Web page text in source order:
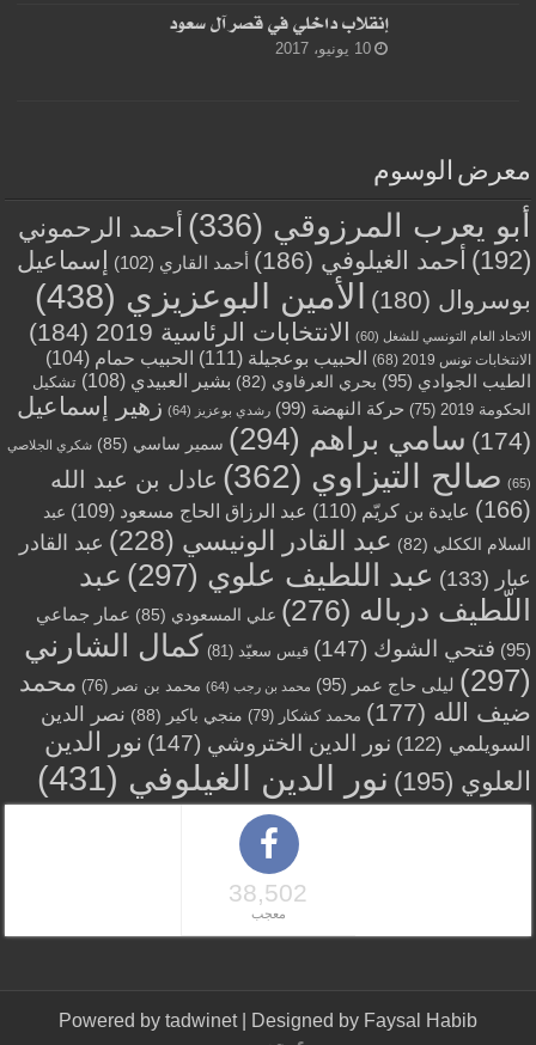
إنقلاب داخلي في قصر آل سعود
10 يونيو، 2017
معرض الوسوم
أبو يعرب المرزوقي (336)
أحمد الرحموني
(192)
أحمد الغيلوفي (186) أحمد القاري (102)
إسماعيل
بوسروال (180) الأمين البوعزيزي (438)
الاتحاد العام التونسي للشغل (60) الانتخابات الرئاسية 2019 (184)
الانتخابات تونس 2019 (68) الحبيب بوعجيلة (111) الحبيب حمام (104)
الطيب الجوادي (95) بحري العرفاوي (82) بشير العبيدي (108)
تشكيل
الحكومة 2019
(75) حركة النهضة (99) رشدي بوعزيز (64)
زهير إسماعيل
(174)
سامي براهم (294) سمير ساسي (85) شكري الجلاصي
(65) صالح التيزاوي (362)
عادل بن عبد الله
(166)
عايدة بن كريّم (110) عبد الرزاق الحاج مسعود (109)
عبد
السلام الككلي (82) عبد القادر الونيسي (228)
عبد القادر
عبار (133) عبد اللطيف علوي (297)
عبد
اللّطيف درباله (276) علي المسعودي (85)
عمار جماعي
(95)
فتحي الشوك (147) قيس سعيّد (81)
كمال الشارني
(297)
ليلى حاج عمر (95) محمد بن رجب (64) محمد بن نصر (76)
محمد
ضيف الله (177) محمد كشكار (79) منجي باكير (88)
نصر الدين
السويلمي (122) نور الدين الختروشي (147)
نور الدين
العلوي (195) نور الدين الغيلوفي (431)
38,502
معجب
Powered by tadwinet| Designed by Faysal Habib